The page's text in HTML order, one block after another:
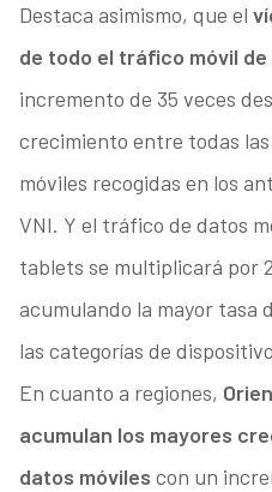
Destaca asimismo, que el
de todo el tráfico móvil
incremento de 35 veces
crecimiento entre todas
móviles recogidas en los
VNI. Y el tráfico de datos
tablets se multiplicará por
acumulando la mayor tasa
las categorías de
En cuanto a regiones,
acumulan los mayores
datos móviles con un